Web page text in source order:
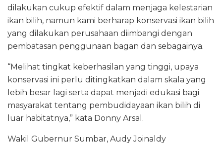
dilakukan cukup efektif dalam menjaga kelestarian
ikan bilih, namun kami berharap konservasi ikan bilih
yang dilakukan perusahaan diimbangi dengan
pembatasan penggunaan bagan dan sebagainya.
“Melihat tingkat keberhasilan yang tinggi, upaya
konservasi ini perlu ditingkatkan dalam skala yang
lebih besar lagi serta dapat menjadi edukasi bagi
masyarakat tentang pembudidayaan ikan bilih di
luar habitatnya,” kata Donny Arsal.
Wakil Gubernur Sumbar, Audy Joinaldy